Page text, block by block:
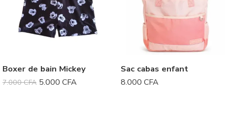
Boxer de bain Mickey
7.000CFA 5.000 CFA
Sac cabas enfant
8.000 CFA